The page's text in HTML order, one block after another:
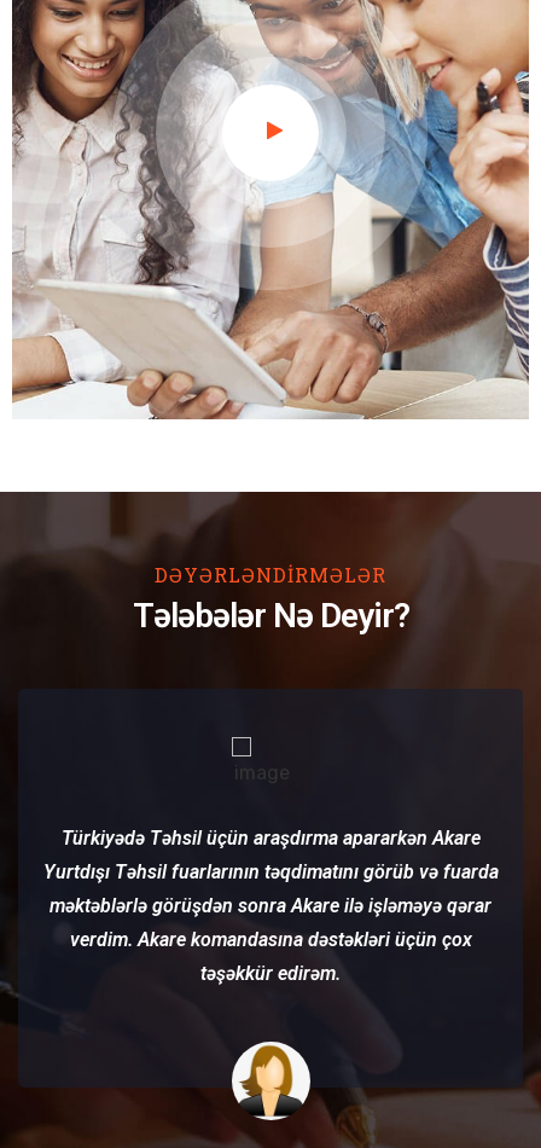
DƏYƏRLƏNDIRMƏLƏR
Tələbələr Nə Deyir?
Türkiyədə Təhsil üçün araşdırma apararkən Akare
Yurtdışı Təhsil fuarlarının təqdimatını görüb və fuarda
məktəblərlə görüşdən sonra Akare ilə işləməyə qərar
verdim. Akare komandasına dəstəkləri üçün çox
təşəkkür edirəm.